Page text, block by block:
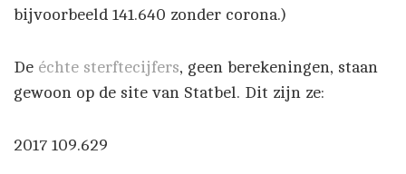
bijvoorbeeld 141.640 zonder corona.)
De échte sterftecijfers, geen berekeningen, staan
gewoon op de site van Statbel. Dit zijn ze:
2017 109.629